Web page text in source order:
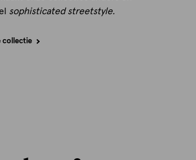
sophisticated streetstyle.
collectie